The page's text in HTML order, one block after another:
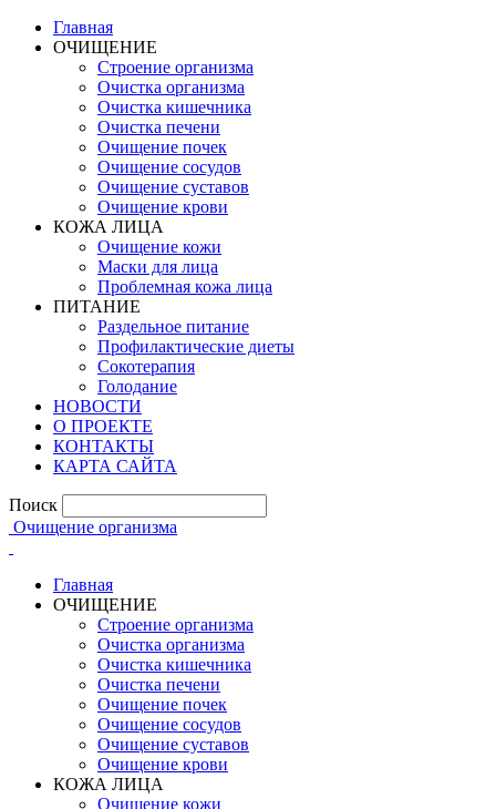
Главная
ОЧИЩЕНИЕ
Строение организма
Очистка организма
Очистка кишечника
Очистка печени
Очищение почек
Очищение сосудов
Очищение суставов
Очищение крови
КОЖА ЛИЦА
Очищение кожи
Маски для лица
Проблемная кожа лица
ПИТАНИЕ
Раздельное питание
Профилактические диеты
Сокотерапия
Голодание
НОВОСТИ
О ПРОЕКТЕ
КОНТАКТЫ
КАРТА САЙТА
Поиск
Очищение организма
Главная
ОЧИЩЕНИЕ
Строение организма
Очистка организма
Очистка кишечника
Очистка печени
Очищение почек
Очищение сосудов
Очищение суставов
Очищение крови
КОЖА ЛИЦА
Очищение кожи